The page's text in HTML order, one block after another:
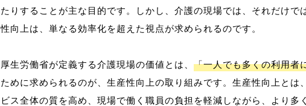
たりすることが主な目的です。しかし、介護の現場では、それだけで
性向上は、単なる効率化を超えた視点が求められるのです。
厚生労働省が定義する介護現場の価値とは、 「一人でも多くの利用者
ために求められるのが、生産性向上の取り組みです。生産性向上とは
ビス全体の質を高め、現場で働く職員の負担を軽減しながら、より多